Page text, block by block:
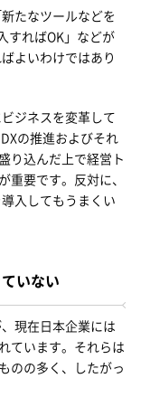
たなツールなどを
すればOK」などが
よいわけではあり
ジネスを変革して
の推進およびそれ
り込んだ上で経営ト
要です。反対に、
入してもうまくい
いない
現在日本企業には
ています。それらは
のの多く、したがっ